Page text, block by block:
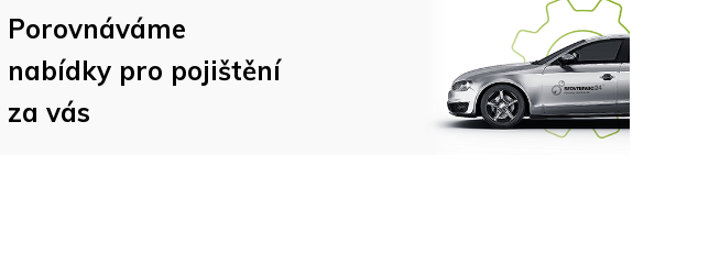
Porovnáváme
nabídky pro pojištění
za vás